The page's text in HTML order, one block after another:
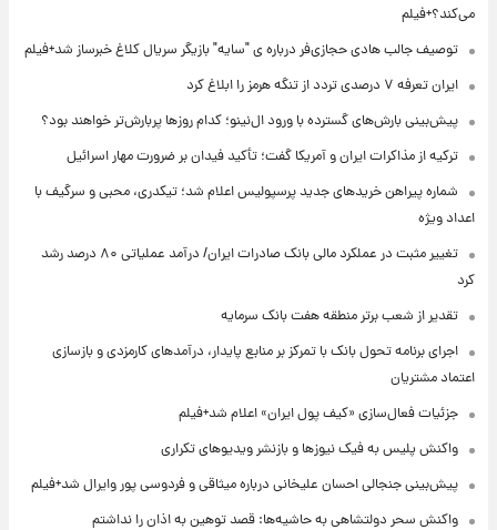
می‌کند؟+فیلم
توصیف جالب هادی حجازی‌فر درباره ی "سایه" بازیگر سریال کلاغ خبرساز شد+فیلم
ایران تعرفه ۷ درصدی تردد از تنگه هرمز را ابلاغ کرد
پیش‌بینی بارش‌های گسترده با ورود ال‌نینو؛ کدام روزها پربارش‌تر خواهند بود؟
ترکیه از مذاکرات ایران و آمریکا گفت؛ تأکید فیدان بر ضرورت مهار اسرائیل
شماره پیراهن خریدهای جدید پرسپولیس اعلام شد؛ تیکدری، محبی و سرگیف با
اعداد ویژه
تغییر مثبت در عملکرد مالی بانک صادرات ایران/ درآمد عملیاتی ۸۰ درصد رشد
کرد
تقدیر از شعب برتر منطقه هفت بانک سرمایه
اجرای برنامه تحول بانک با تمرکز بر منابع پایدار، درآمدهای کارمزدی و بازسازی
اعتماد مشتریان
جزئیات فعال‌سازی «کیف پول ایران» اعلام شد+فیلم
واکنش پلیس به فیک نیوزها و بازنشر ویدیوهای تکراری
پیش‌بینی جنجالی احسان علیخانی درباره میثاقی و فردوسی پور وایرال شد+فیلم
واکنش سحر دولتشاهی به حاشیه‌ها: قصد توهین به اذان را نداشتم